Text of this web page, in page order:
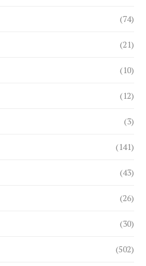
(74)
(21)
(10)
(12)
(3)
(141)
(43)
(26)
(30)
(502)